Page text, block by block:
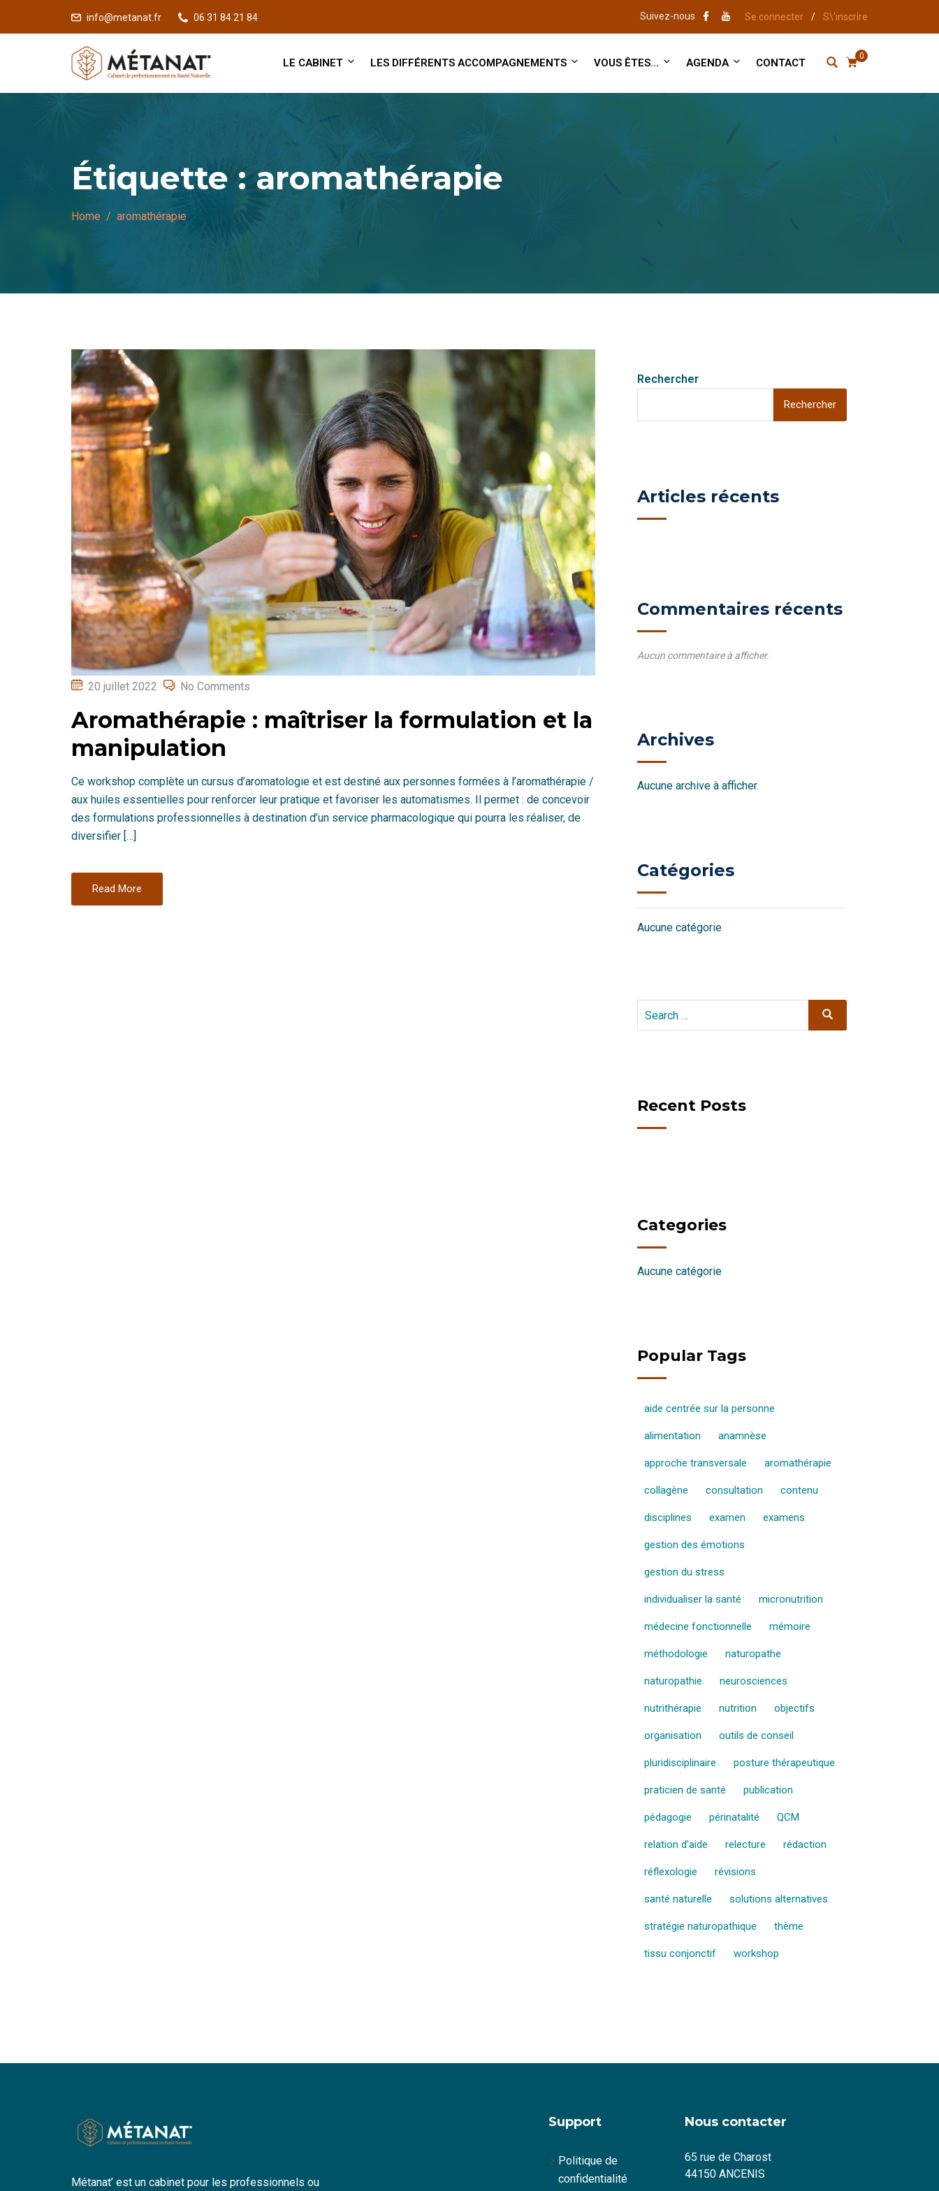
info@metanat.fr 06 31 84 21 84 Suivez-nous Se connecter / S\'inscrire
0
LE CABINET LES DIFFÉRENTS ACCOMPAGNEMENTS VOUS ÊTES… AGENDA CONTACT
Étiquette : aromathérapie
Home aromathérapie
Posted
20 juillet 2022 No Comments
Aromathérapie : maîtriser la formulation et la
manipulation
Ce workshop complète un cursus d’aromatologie et est destiné aux personnes formées à l’aromathérapie /
aux huiles essentielles pour renforcer leur pratique et favoriser les automatismes. Il permet : de concevoir
des formulations professionnelles à destination d’un service pharmacologique qui pourra les réaliser, de
diversifier […]
Read More
Rechercher
Rechercher
Articles récents
Commentaires récents
Aucun commentaire à afficher.
Archives
Aucune archive à afficher.
Catégories
Aucune catégorie
Search
Search
Recent Posts
Categories
Aucune catégorie
Popular Tags
aide centrée sur la personne
alimentation anamnèse
approche transversale aromathérapie
collagène consultation contenu
disciplines examen examens
gestion des émotions
gestion du stress
individualiser la santé micronutrition
médecine fonctionnelle mémoire
méthodologie naturopathe
naturopathie neurosciences
nutrithérapie nutrition objectifs
organisation outils de conseil
pluridisciplinaire posture thérapeutique
praticien de santé publication
pédagogie périnatalité QCM
relation d'aide relecture rédaction
réflexologie révisions
santé naturelle solutions alternatives
stratégie naturopathique thème
tissu conjonctif workshop
Métanat’ est un cabinet pour les professionnels ou
Support
Politique de
confidentialité
Nous contacter
65 rue de Charost
44150 ANCENIS